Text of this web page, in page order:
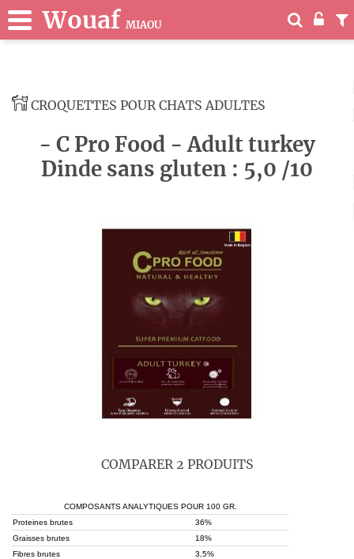
Wouaf MIAOU
CROQUETTES POUR CHATS ADULTES
- C Pro Food - Adult turkey
Dinde sans gluten : 5,0 /10
COMPARER 2 PRODUITS
COMPOSANTS ANALYTIQUES POUR 100 GR.
Proteines brutes
36%
Graisses brutes
18%
Fibres brutes
3,5%